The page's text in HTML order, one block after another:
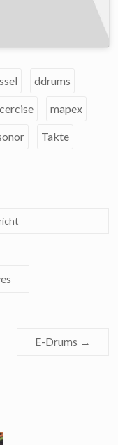
ddrums
mapex
Takte
E-Drums →